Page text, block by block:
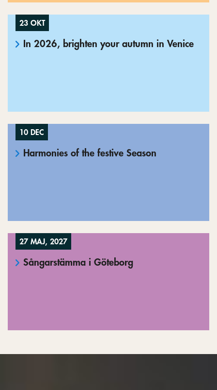
23 OKT
In 2026, brighten your autumn in Venice
10 DEC
Harmonies of the festive Season
27 MAJ, 2027
Sångarstämma i Göteborg